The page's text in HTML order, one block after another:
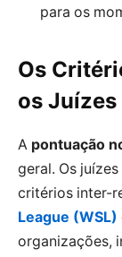
para os
Os
os
A pontuação
geral. Os
critérios inter-
League (WSL)
organizações,